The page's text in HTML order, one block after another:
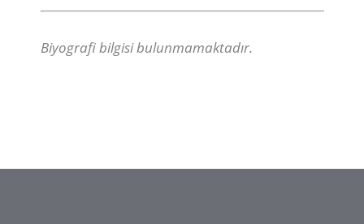
Biyografi bilgisi bulunmamaktadır.